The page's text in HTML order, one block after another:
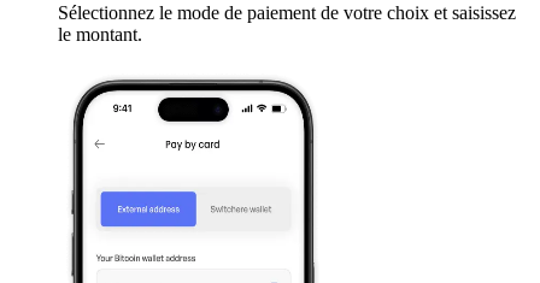
Sélectionnez le mode de paiement de votre choix et saisissez
le montant.